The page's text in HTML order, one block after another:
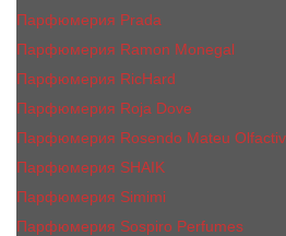
Парфюмерия Prada
Парфюмерия Ramon Monegal
Парфюмерия RicHard
Парфюмерия Roja Dove
Парфюмерия Rosendo Mateu
Парфюмерия SHAIK
Парфюмерия Simimi
Парфюмерия Sospiro Perfumes